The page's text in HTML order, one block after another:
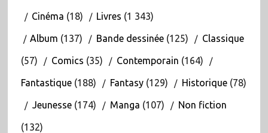
Cinéma (18) Livres (1 343)
Album (137) Bande dessinée(125) Classique
(57) Comics (35) Contemporain (164)
Fantastique(188) Fantasy(129) Historique(78)
Jeunesse(174) Manga (107) Non fiction
(132)